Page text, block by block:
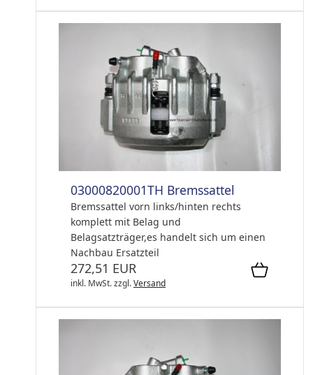
03000820001TH Bremssattel
Bremssattel vorn links/hinten rechts
komplett mit Belag und
Belagsatzträger,es handelt sich um einen
Nachbau Ersatzteil
272,51 EUR
inkl. MwSt.zzgl.Versand